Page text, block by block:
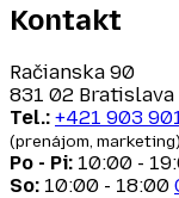
Kontakt
Račianska 90
831 02 Bratislava
Tel.: +421 903
(prenájom, marketing)
Po - Pi: 10:00 -
So: 10:00 - 18:00